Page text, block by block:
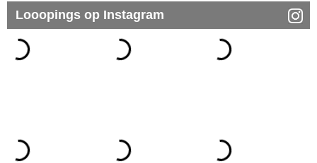
Looopings op Instagram